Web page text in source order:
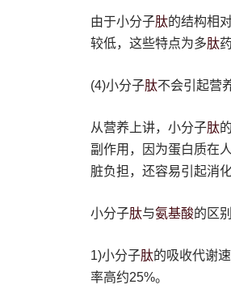
由于小分子肽的结构相
较低，这些特点为多肽
(4)小分子肽不会引起营
从营养上讲，小分子肽
副作用，因为蛋白质在
脏负担，还容易引起消
小分子肽与氨基酸的区
1)小分子肽的吸收代谢
率高约25%。